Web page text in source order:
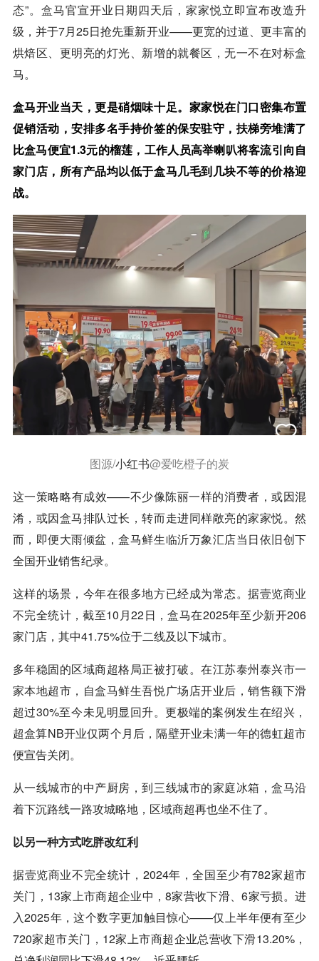
态”。 盒马官宣开业日期四天后，家家悦立即宣布改造升
级，并于7月25日抢先重新开业——更宽的过道、更丰富的
烘焙区、更明亮的灯光、新增的就餐区，无一不在对标盒
马。
盒马开业当天，更是硝烟味十足。家家悦在门口密集布置
促销活动，安排多名手持价签的保安驻守，扶梯旁堆满了
比盒马便宜1.3元的榴莲，工作人员高举喇叭将客流引向自
家门店，所有产品均以低于盒马几毛到几块不等的价格迎
战。
图源/小红书@爱吃橙子的炭
这一策略略有成效——不少像陈丽一样的消费者，或因混
淆，或因盒马排队过长，转而走进同样敞亮的家家悦。然
而，即便大雨倾盆，盒马鲜生临沂万象汇店当日依旧创下
全国开业销售纪录。
这样的场景，今年在很多地方已经成为常态。据壹览商业
不完全统计，截至10月22日，盒马在2025年至少新开206
家门店，其中41.75%位于二线及以下城市。
多年稳固的区域商超格局正被打破。在江苏泰州泰兴市一
家本地超市，自盒马鲜生吾悦广场店开业后，销售额下滑
超过30%至今未见明显回升。更极端的案例发生在绍兴，
超盒算NB开业仅两个月后，隔壁开业未满一年的德虹超市
便宣告关闭。
从一线城市的中产厨房，到三线城市的家庭冰箱，盒马沿
着下沉路线一路攻城略地，区域商超再也坐不住了。
以另一种方式吃胖改红利
据壹览商业不完全统计，2024年，全国至少有782家超市
关门，13家上市商超企业中，8家营收下滑、6家亏损。进
入2025年，这个数字更加触目惊心——仅上半年便有至少
720家超市关门，12家上市商超企业总营收下滑13.20%，